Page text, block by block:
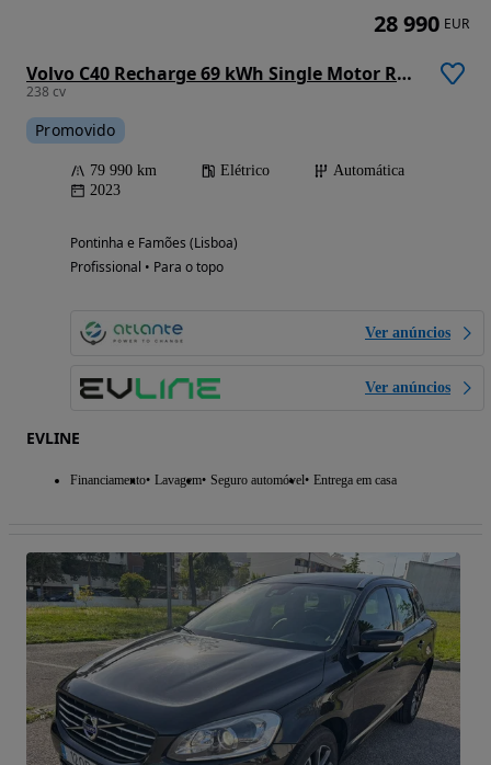
Volvo C40 Recharge 69 kWh Single Motor RWD Core
238 cv
Promovido
79 990 km Elétrico
Automática
2023
Pontinha e Famões (Lisboa)
Profissional • Para o topo
Ver anúncios
Ver anúncios
EVLINE
Financiamento Lavagem Seguro automóvel Entrega em casa
28 990 EUR